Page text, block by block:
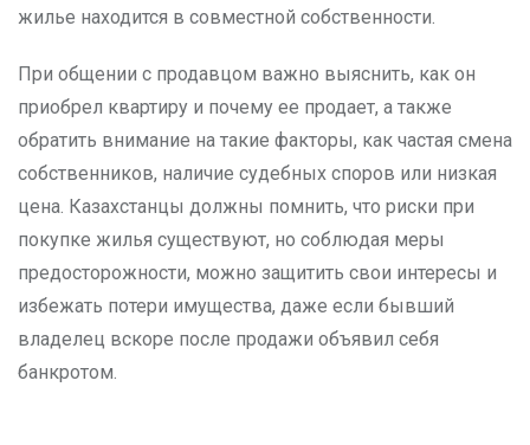
жилье находится в совместной собственности.
При общении с продавцом важно выяснить, как он
приобрел квартиру и почему ее продает, а также
обратить внимание на такие факторы, как частая смена
собственников, наличие судебных споров или низкая
цена. Казахстанцы должны помнить, что риски при
покупке жилья существуют, но соблюдая меры
предосторожности, можно защитить свои интересы и
избежать потери имущества, даже если бывший
владелец вскоре после продажи объявил себя
банкротом.